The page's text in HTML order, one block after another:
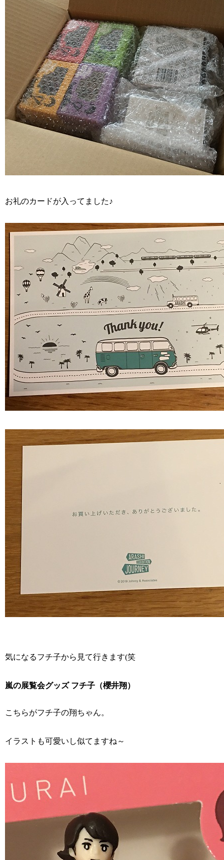
お礼のカードが入ってました♪
気になるフチ子から見て行きます(笑
嵐の展覧会グッズ フチ子（櫻井翔）
こちらがフチ子の翔ちゃん。
イラストも可愛いし似てますね～